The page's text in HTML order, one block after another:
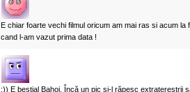
E chiar foarte vechi filmul oricum am mai ras si acum la
cand l-am vazut prima data !
:)) E bestial Bahoi. Încă un pic şi-l răpesc extratereştrii